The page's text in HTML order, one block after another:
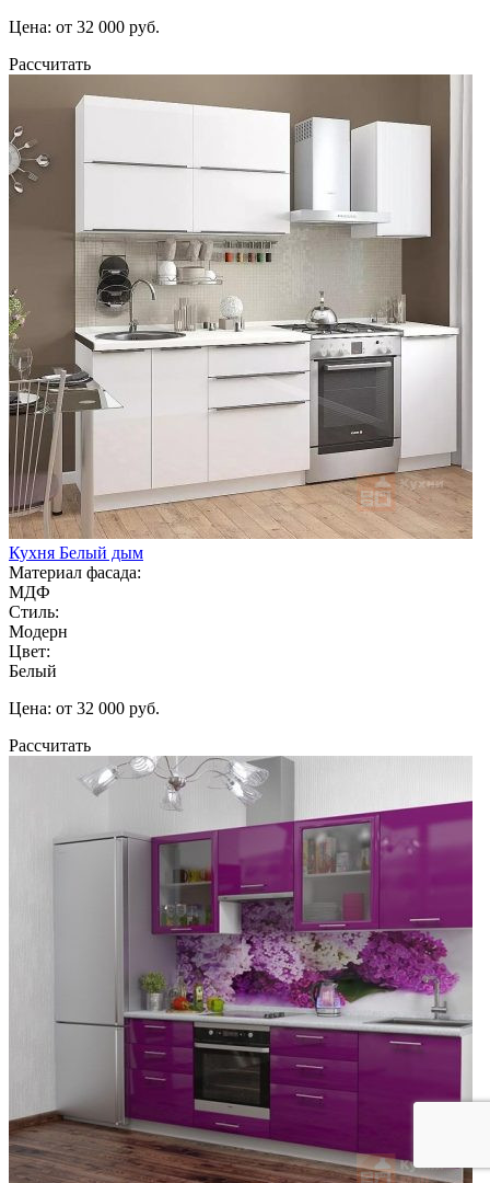
Цена: от 32 000 руб.
Рассчитать
Кухня Белый дым
Материал фасада:
МДФ
Стиль:
Модерн
Цвет:
Белый
Цена: от 32 000 руб.
Рассчитать